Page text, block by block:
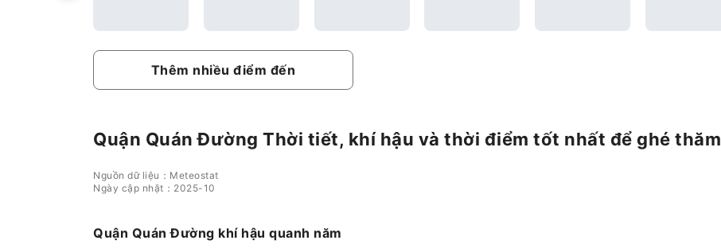
Thêm nhiều điểm đến
Quận Quán Đường Thời tiết, khí hậu và thời điểm tốt nhất để ghé thăm
Nguồn dữ liệu：Meteostat
Ngày cập nhật：2025-10
Quận Quán Đường khí hậu quanh năm